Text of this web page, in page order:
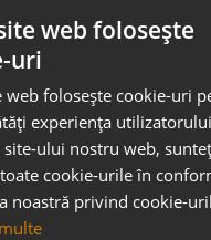
să îți placă
Silver - Swahili
web folosește
uri
web folosește cookie-uri
experiența
site-ului nostru web,
cookie-urile în
noastră privind cookie-